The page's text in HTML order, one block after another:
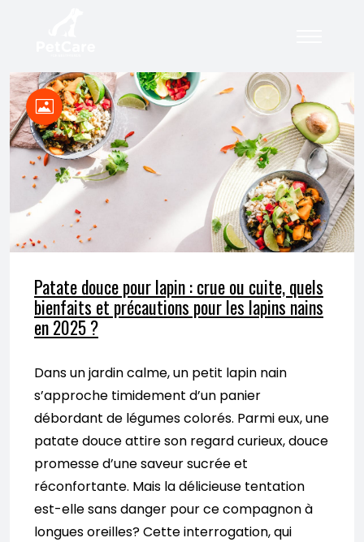
Patate douce pour lapin : crue ou cuite, quels
bienfaits et précautions pour les lapins nains
en 2025 ?
Dans un jardin calme, un petit lapin nain
s’approche timidement d’un panier
débordant de légumes colorés. Parmi eux, une
patate douce attire son regard curieux, douce
promesse d’une saveur sucrée et
réconfortante. Mais la délicieuse tentation
est-elle sans danger pour ce compagnon à
longues oreilles? Cette interrogation, qui